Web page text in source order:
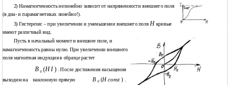
2) Намагниченность нелинейно зависит от напряженности внешнего поля
(в диа- и парамагнетиках линейно!).
3) Гистерезис – при увеличении и уменьшении внешнего поля H кривые
имеют различный вид.
Пусть в начальный момент и внешнее поле, и
намагниченность равны нулю. При увеличении внешнего
поля магнитная индукция в образце растет
B0 (H I ) . После достижения насыщения
выходим на
наклонную прямую B0 (H const).